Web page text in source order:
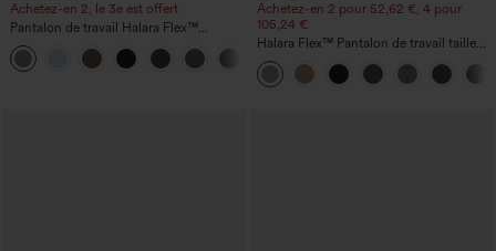
Achetez-en 2, le 3e est offert
Pantalon de travail Halara Flex™
DayStretch à taille haute, avec poches et
coupe droite
Achetez-en 2 pour 52,62 €, 4 pour
105,24 €
Halara Flex™ Pantalon de travail taille
haute sculptant la silhouette, gainant la
taille, avec poches, jambe large en
micro-gaufre